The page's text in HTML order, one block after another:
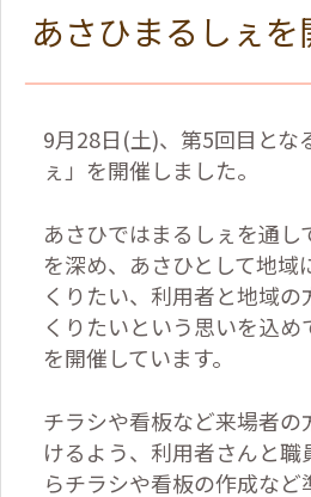
あさひまるしぇ
9月28日(土)、第5回目とな
ぇ」を開催しました。
あさひではまるしぇを通し
を深め、あさひとして地域
くりたい、利用者と地域
くりたいという思いを込め
を開催しています。
チラシや看板など来場者の
けるよう、利用者さんと
らチラシや看板の作成など